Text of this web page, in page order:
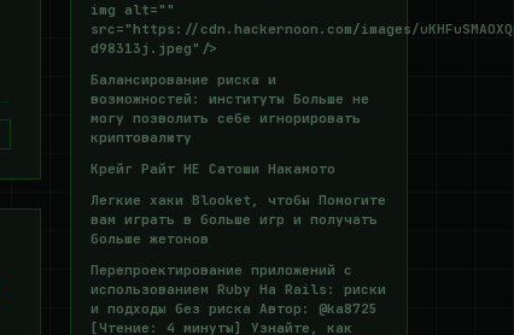
img alt=""
src="https://cdn.hackernoon.com/images/
d98313j.jpeg"/>
Балансирование риска и
возможностей: институты Больше не
могу позволить себе игнорировать
криптовалюту
Крейг Райт НЕ Сатоши Накамото
Легкие хаки Blooket, чтобы Помогите
вам играть в больше игр и получать
больше жетонов
Перепроектирование приложений с
использованием Ruby На Rails: риски
и подходы без риска Автор: @ka8725
[Чтение: 4 минуты] Узнайте, как